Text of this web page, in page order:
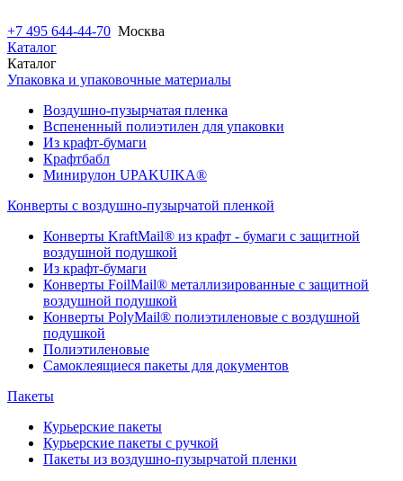
+7 495 644-44-70 Москва
Каталог
Каталог
Упаковка и упаковочные материалы
Воздушно-пузырчатая пленка
Вспененный полиэтилен для упаковки
Из крафт-бумаги
Крафтбабл
Минирулон UPAKUIKA®
Конверты с воздушно-пузырчатой пленкой
Конверты KraftMail® из крафт - бумаги с защитной
воздушной подушкой
Из крафт-бумаги
Конверты FoilMail® металлизированные с защитной
воздушной подушкой
Конверты PolyMail® полиэтиленовые с воздушной
подушкой
Полиэтиленовые
Самоклеящиеся пакеты для документов
Пакеты
Курьерские пакеты
Курьерские пакеты с ручкой
Пакеты из воздушно-пузырчатой пленки